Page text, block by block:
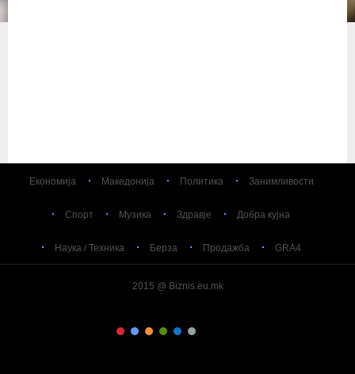
Економија Македонија Политика Занимливости
Спорт Музика Здравје Добра кујна
Наука / Техника Берза Продажба GRA4
2015 @ Biznis.eu.mk